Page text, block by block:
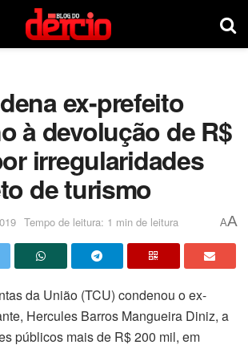
ex-prefeito
à devolução de R$
irregularidades
de turismo
Tempo de leitura: 1 min de leitura AA
da União (TCU) condenou o ex-
Hercules Barros Mangueira Diniz, a
públicos mais de R$ 200 mil, em